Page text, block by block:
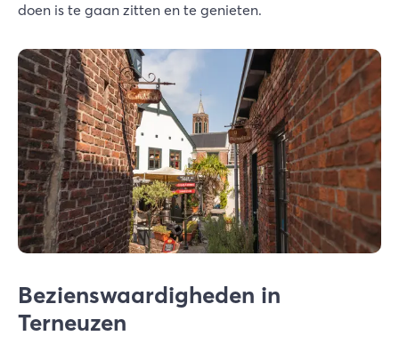
doen is te gaan zitten en te genieten.
Bezienswaardigheden in
Terneuzen